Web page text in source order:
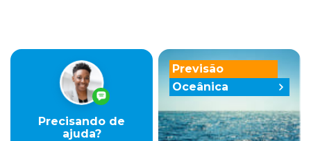
Previsão
Oceânica
Precisando de
ajuda?